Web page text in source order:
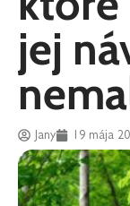
jej
Jany 19 mája